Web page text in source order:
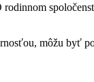
môžu byť